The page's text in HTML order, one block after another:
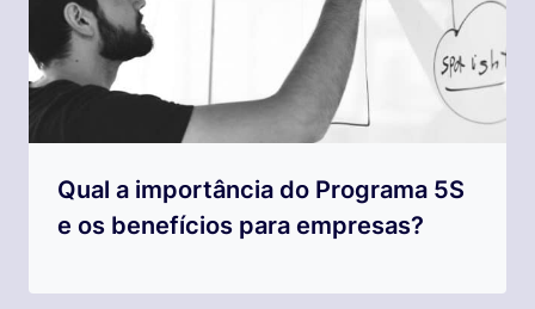
Qual a importância do Programa 5S
e os benefícios para empresas?